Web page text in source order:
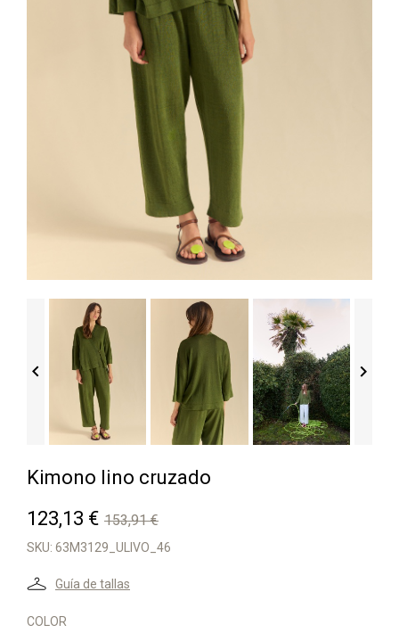
 
Kimono lino cruzado
123,13 € 153,91 €
SKU: 63M3129_ULIVO_46
Guía de tallas
COLOR